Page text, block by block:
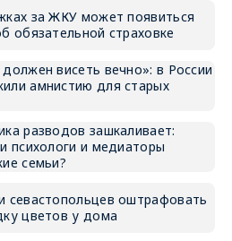
за ЖКУ может появиться
обязательной страховке
висеть вечно»: в России
амнистию для старых
разводов зашкаливает:
психологи и медиаторы
семьи?
севастопольцев оштрафовать
цветов у дома